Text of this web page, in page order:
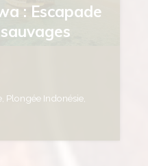
: Escapade
Plongée Indonésie,